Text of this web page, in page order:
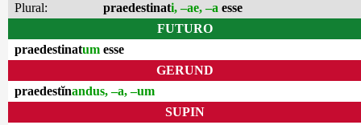
Plural:
praedestinati, –ae, –a esse
FUTURO
praedestinatum esse
GERUND
praedestĭnandus, –a, –um
SUPIN